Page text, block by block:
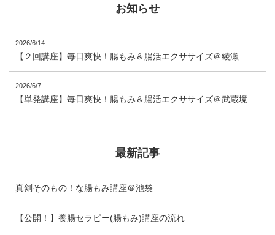
お知らせ
2026/6/14
【２回講座】毎日爽快！腸もみ＆腸活エクササイズ＠綾瀬
2026/6/7
【単発講座】毎日爽快！腸もみ＆腸活エクササイズ＠武蔵境
最新記事
真剣そのもの！な腸もみ講座＠池袋
【公開！】養腸セラピー(腸もみ)講座の流れ